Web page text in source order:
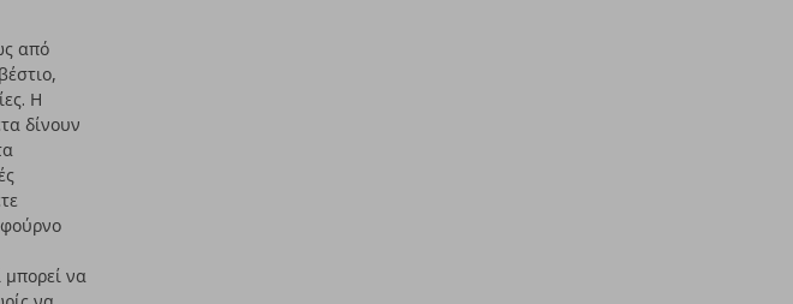
από
Η
δίνουν
μπορεί να